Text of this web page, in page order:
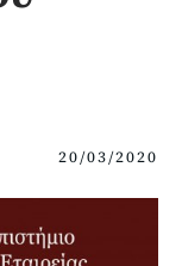
20/03/2020